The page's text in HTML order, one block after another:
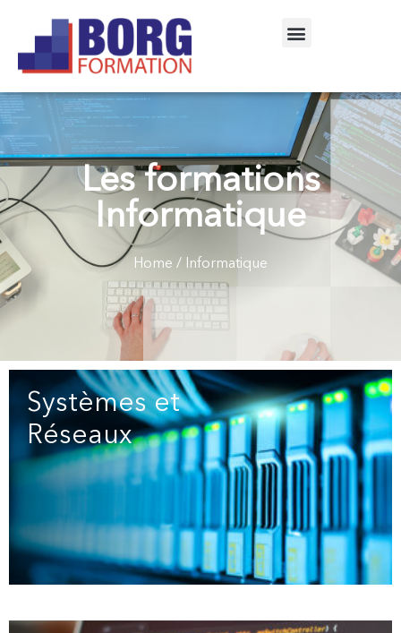
Les formations
Informatique
Home / Informatique
Systèmes et
Réseaux(2)